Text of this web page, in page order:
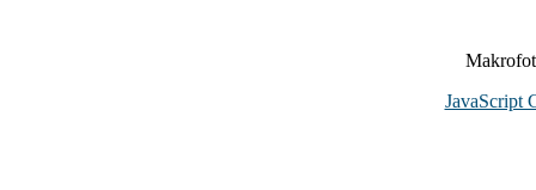
JavaScript